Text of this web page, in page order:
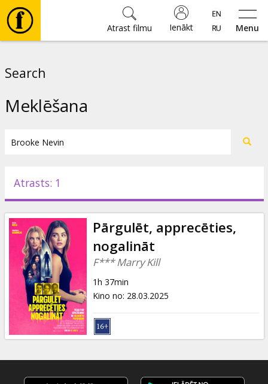
Menu
Ienākt
Atrast filmu
Pasākumi
Ziņas
Dāvanu
kartes
Uzkodas
B2B
Search
Meklēšana
Atrasts: 1
Pārgulēt, apprecēties,
nogalināt
F*** Marry Kill
1h 37min
Kino no: 28.03.2025